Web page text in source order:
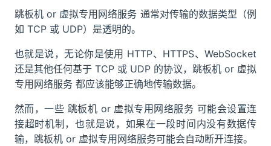
跳板机 or 虚拟专用网络服务 通常对传输的数据类型（例
如 TCP 或 UDP）是透明的。
也就是说，无论你是使用 HTTP、HTTPS、WebSocket
还是其他任何基于 TCP 或 UDP 的协议，跳板机 or 虚拟
专用网络服务 都应该能够正确地传输数据。
然而，一些 跳板机 or 虚拟专用网络服务 可能会设置连
接超时机制，也就是说，如果在一段时间内没有数据传
输，跳板机 or 虚拟专用网络服务可能会自动断开连接。